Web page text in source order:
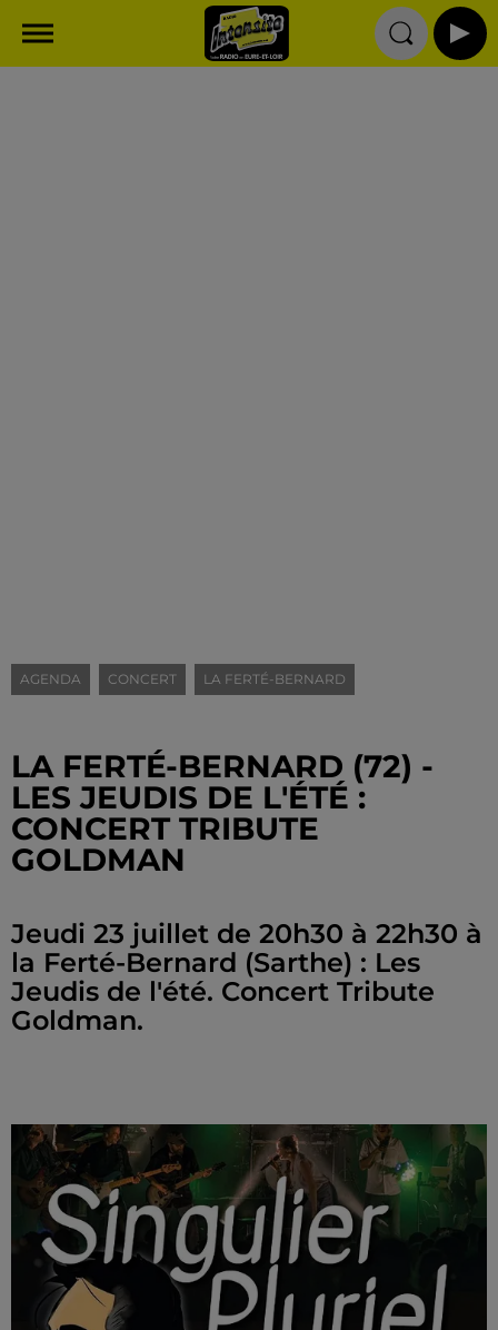
AGENDA CONCERT LA FERTÉ-BERNARD
LA FERTÉ-BERNARD (72) -
LES JEUDIS DE L'ÉTÉ :
CONCERT TRIBUTE
GOLDMAN
Jeudi 23 juillet de 20h30 à 22h30 à
la Ferté-Bernard (Sarthe) : Les
Jeudis de l'été. Concert Tribute
Goldman.